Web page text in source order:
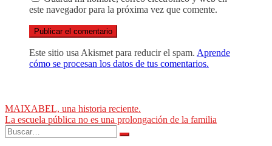
este navegador para la próxima vez que comente.
Este sitio usa Akismet para reducir el spam. Aprende
cómo se procesan los datos de tus comentarios.
Navegación
de
MAIXABEL, una historia reciente.
La escuela pública no es una prolongación de la familia
Buscar: